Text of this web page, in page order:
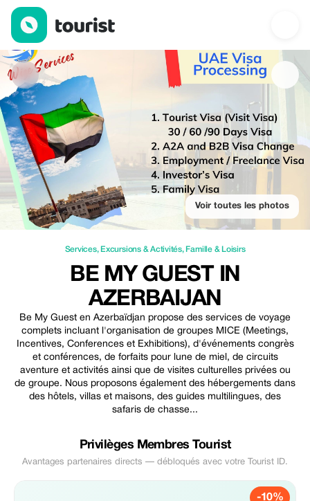
Be my guest in Azerbaijan — Services | Up to 20% off | Tourist
Voir toutes les photos
Services, Excursions & Activités, Famille & Loisirs
BE MY GUEST IN
AZERBAIJAN
Be My Guest en Azerbaïdjan propose des services de voyage
complets incluant l'organisation de groupes MICE (Meetings,
Incentives, Conferences et Exhibitions), d'événements congrès
et conférences, de forfaits pour lune de miel, de circuits
aventure et activités ainsi que de visites culturelles privées ou
de groupe. Nous proposons également des hébergements dans
des hôtels, villas et maisons, des guides multilingues, des
safaris de chasse...
Privilèges Membres Tourist
Avantages partenaires directs — débloqués avec votre Tourist ID.
-10%